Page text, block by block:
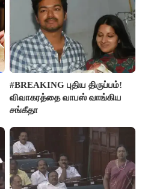
#BREAKING புதிய திருப்பம்!
விவாகரத்தை வாபஸ் வாங்கிய
சங்கீதா